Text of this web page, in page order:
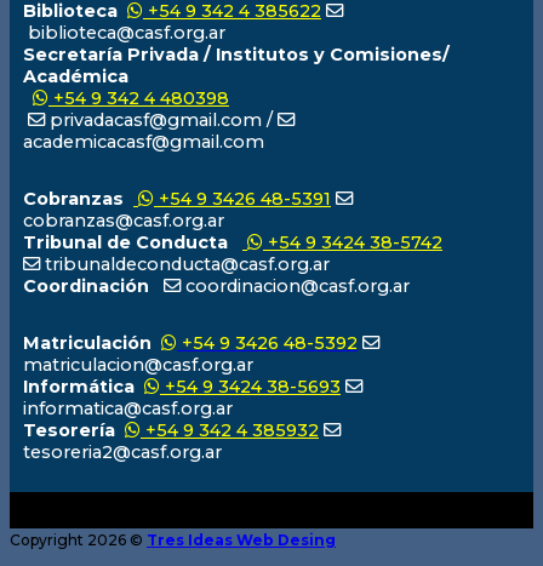
Biblioteca
+54 9 342 4 385622
biblioteca@casf.org.ar
Secretaría Privada / Institutos y Comisiones/
Académica
+54 9 342 4 480398
privadacasf@gmail.com /
academicacasf@gmail.com
Cobranzas
+54 9 3426 48-5391
cobranzas@casf.org.ar
Tribunal de Conducta
+54 9 3424 38-5742
tribunaldeconducta@casf.org.ar
Coordinación
coordinacion@casf.org.ar
Matriculación
+54 9 3426 48-5392
matriculacion@casf.org.ar
Informática
+54 9 3424 38-5693
informatica@casf.org.ar
Tesorería
+54 9 342 4 385932
tesoreria2@casf.org.ar
Copyright 2026 © Tres Ideas Web Desing